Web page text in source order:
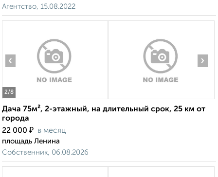
Агентство, 15.08.2022
2/8
‹ ›
Дача 75м², 2-этажный, на длительный срок, 25 км от
города
22 000 ₽ в месяц
площадь Ленина
Собственник, 06.08.2026